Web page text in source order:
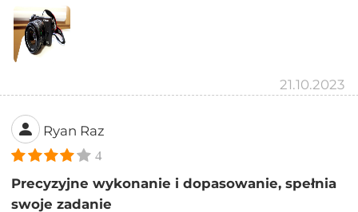
21.10.2023
Ryan Raz
4
Precyzyjne wykonanie i dopasowanie, spełnia
swoje zadanie